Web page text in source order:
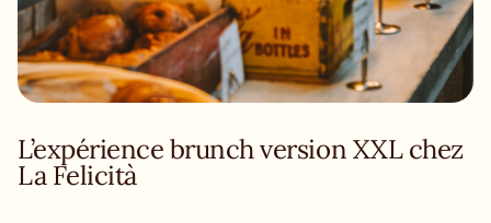
La Felicità propose une expérience gourmande pensée
pour tous les moments du week-end. Un véritable brunch
italien XXL à Paris, idéal pour les familles, les groupes et
tous ceux qui recherchent un brunch kids friendly et
festif dans le 13e arrondissement.
L’expérience brunch version XXL chez
La Felicità